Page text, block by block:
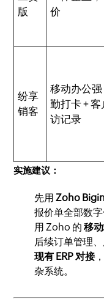
版
价
纷享
销客
移动办公
勤打卡 +
访记录
实施建议：
先用Zoho
报价单全部数字
用 Zoho 的移
后续订单管理
现有 ERP 对接
杂系统。